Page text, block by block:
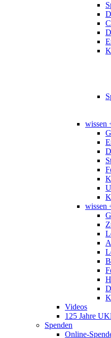
wissen
wissen
Videos
125 Jahre
Spenden
Online-